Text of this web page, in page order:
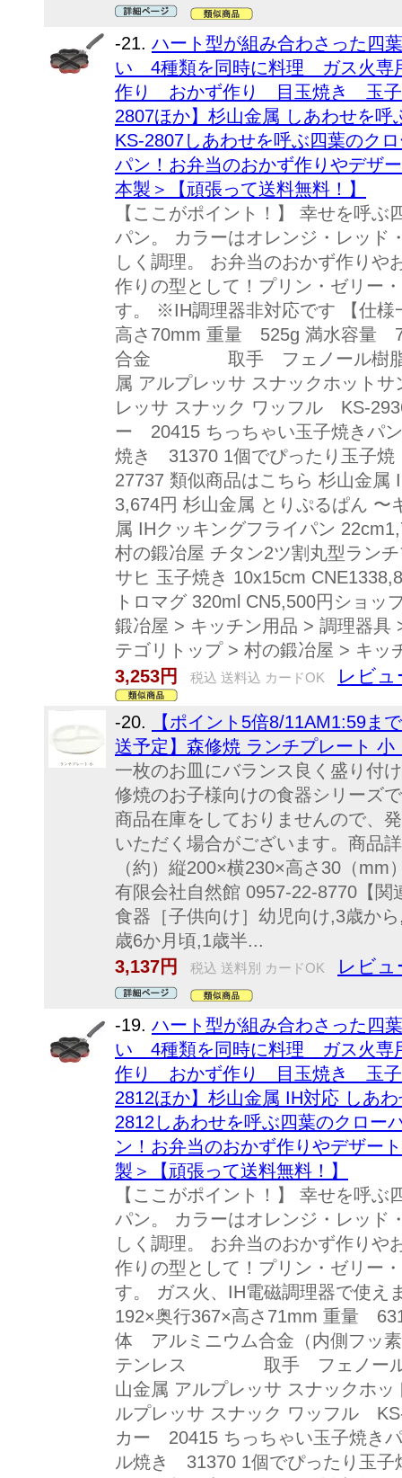
-21. ハート型が組み合わさった四
い 4種類を同時に料理 ガス火
作り おかず作り 目玉焼き 玉子
2807ほか】杉山金属 しあわせを
KS-2807しあわせを呼ぶ四葉のク
パン！お弁当のおかず作りやデザ
本製＞【頑張って送料無料！】
【ここがポイント！】 幸せを呼
パン。 カラーはオレンジ・レッド
しく調理。 お弁当のおかず作りや
作りの型として！プリン・ゼリー
す。 ※IH調理器非対応です 【仕
高さ70mm 重量 525g 満水容量
合金 取手 フェノール樹脂
属 アルプレッサ スナックホット
レッサ スナック ワッフル KS-
ー 20415 ちっちゃい玉子焼きパ
焼き 31370 1個でぴったり玉子
27737 類似商品はこちら 杉山金属
3,674円 杉山金属 とりぷるぱん 〜
属 IHクッキングフライパン
村の鍛冶屋 チタン2ツ割丸型ラン
サヒ 玉子焼き 10x15cm
トロマグ 320ml CN5,500円ショッ
鍛冶屋 > キッチン用品 > 調理器具
テゴリトップ > 村の鍛冶屋 > キッ
3,253円
税込 送料込 カードOK レビュ
-20.
【ポイント5倍8/11AM1:59ま
送予定】森修焼 ランチプレート 小
一枚のお皿にバランス良く盛り付
修焼のお子様向けの食器シリーズ
商品在庫をしておりませんので、
いただく場合がございます。商品
（約）縦200×横230×高さ30（
有限会社自然館 0957-22-8770【
食器［子供向け］幼児向け,3歳か
歳6か月頃,1歳半...
3,137円
税込 送料別 カードOK レビュ
-19. ハート型が組み合わさった四
い 4種類を同時に料理 ガス火
作り おかず作り 目玉焼き 玉子
2812ほか】杉山金属 IH対応 しあ
2812しあわせを呼ぶ四葉のクロー
ン！お弁当のおかず作りやデザー
製＞【頑張って送料無料！】
【ここがポイント！】 幸せを呼
パン。 カラーはオレンジ・レッド
しく調理。 お弁当のおかず作りや
作りの型として！プリン・ゼリー
す。 ガス火、IH電磁調理器で使
192×奥行367×高さ71mm 重量
体 アルミニウム合金（内側
テンレス 取手 フェノール樹
山金属 アルプレッサ スナックホ
ルプレッサ スナック ワッフル
カー 20415 ちっちゃい玉子焼き
ル焼き 31370 1個でぴったり玉